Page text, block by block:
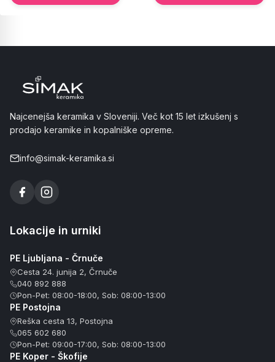
Najcenejša keramika v Sloveniji. Več kot 15 let izkušenj s
prodajo keramike in kopalniške opreme.
info@simak-keramika.si
Lokacije in urniki
PE Ljubljana - Črnuče
Cesta 24. junija 2, Črnuče
040 892 888
Pon-Pet: 08:00-18:00, Sob: 08:00-13:00
PE Postojna
Reška cesta 13, Postojna
065 602 680
Pon-Pet: 09:00-17:00, Sob: 08:00-13:00
PE Koper - Škofije